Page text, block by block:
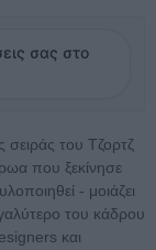
σας στο
σειράς του Τζορτζ
που ξεκίνησε
- μοιάζει
του κάδρου
και